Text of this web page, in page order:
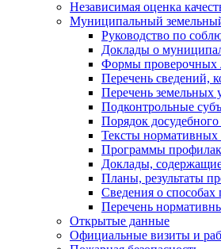
Независимая оценка
Муниципальный
Руководство по
Доклады о
Формы проверочных
Перечень сведений,
Перечень земельных
Подконтрольные
Порядок
Тексты нормативных
Программы
Доклады,
Планы, результаты
Сведения о способах
Перечень
Открытые данные
Официальные визиты и